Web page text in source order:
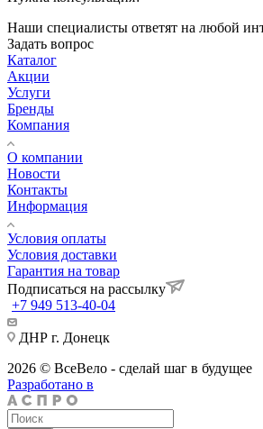
Наши специалисты ответят на любой
Задать вопрос
Каталог
Акции
Услуги
Бренды
Компания
О компании
Новости
Контакты
Информация
Условия оплаты
Условия доставки
Гарантия на товар
Подписаться на рассылку
+7 949 513-40-04
ДНР г. Донецк
2026 © ВсеВело - сделай шаг в будущее
Разработано в